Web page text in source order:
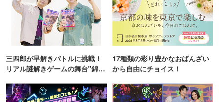
三四郎が早解きバトルに挑戦！
リアル謎解きゲームの舞台"錦糸
17種類の彩り豊かなおばんざい
から自由にチョイス！